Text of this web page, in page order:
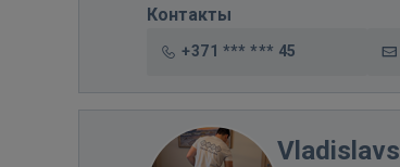
Контакты
+371 *** *** 45
Vladislavs